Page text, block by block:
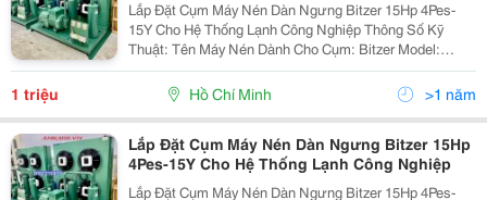
Lắp Đặt Cụm Máy Nén Dàn Ngưng Bitzer 15Hp 4Pes-
15Y Cho Hệ Thống Lạnh Công Nghiệp Thông Số Kỹ
Thuật: Tên Máy Nén Dành Cho Cụm: Bitzer Model:
4Pes-15Y Công Suất: 15Hp (15 Ngựa) Gas: R404 Điện
Áp: 380V/50Hz Thanh...
1 triệu Hồ Chí Minh >1 năm
Lắp Đặt Cụm Máy Nén Dàn Ngưng Bitzer 15Hp
4Pes-15Y Cho Hệ Thống Lạnh Công Nghiệp
Lắp Đặt Cụm Máy Nén Dàn Ngưng Bitzer 15Hp 4Pes-